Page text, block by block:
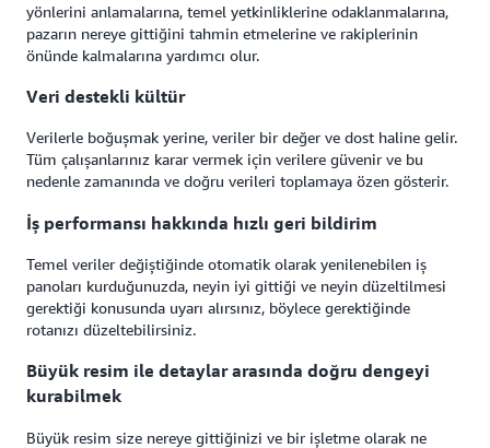
yönlerini anlamalarına, temel yetkinliklerine odaklanmalarına,
pazarın nereye gittiğini tahmin etmelerine ve rakiplerinin
önünde kalmalarına yardımcı olur.
Veri destekli kültür
Verilerle boğuşmak yerine, veriler bir değer ve dost haline gelir.
Tüm çalışanlarınız karar vermek için verilere güvenir ve bu
nedenle zamanında ve doğru verileri toplamaya özen gösterir.
İş performansı hakkında hızlı geri bildirim
Temel veriler değiştiğinde otomatik olarak yenilenebilen iş
panoları kurduğunuzda, neyin iyi gittiği ve neyin düzeltilmesi
gerektiği konusunda uyarı alırsınız, böylece gerektiğinde
rotanızı düzeltebilirsiniz.
Büyük resim ile detaylar arasında doğru dengeyi
kurabilmek
Büyük resim size nereye gittiğinizi ve bir işletme olarak ne